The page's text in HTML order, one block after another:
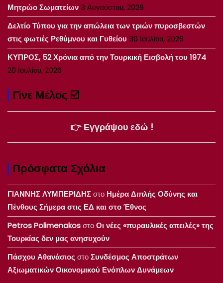
Μητρώο Σωματείων3 Αυγούστου, 2026
Δελτίο Τύπου για την απώλεια των τριών πυροσβεστών
στις φωτιές Ρεθύμνου και Γυθείου 30 Ιουλίου, 2026
ΚΥΠΡΟΣ, 52 Χρόνια από την Τουρκική Εισβολή του 1974
20 Ιουλίου, 2026
Γίνε Μέλος ☑️
👉 Εγγράψου εδώ !
Πρόσφατα Σχόλια
ΓΙΑΝΝΗΣ ΛΥΜΠΕΡΙΔΗΣστο Ημέρα Διπλής Οδύνης και
Πένθους Σήμερα στις ΕΔ και στο Έθνος
Petros PolimenakosστοΟι νέες «πυραυλικές απειλές» της
Τουρκίας δεν μας ανησυχούν
Πάσχου Αθανάσιος στοΣυνδέσμος Αποστράτων
Αξιωματικών Οικονομικού Ενόπλων Δυνάμεων